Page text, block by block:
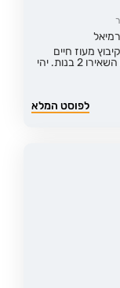
מעוז חיים
מטיאס ורעייתו יצאו לחגוג במסיבה ונרצחו. הם השאירו 2 בנות. יהי
לפוסט המלא